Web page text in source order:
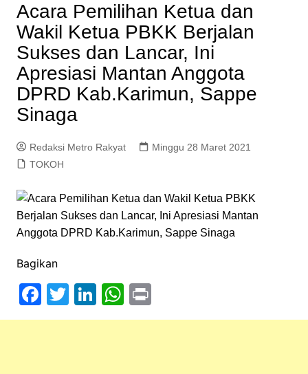
Acara Pemilihan Ketua dan
Wakil Ketua PBKK Berjalan
Sukses dan Lancar, Ini
Apresiasi Mantan Anggota
DPRD Kab.Karimun, Sappe
Sinaga
Redaksi Metro Rakyat
Minggu 28 Maret 2021
TOKOH
Bagikan
F
a
T
w
Li
n
W
h
Pr
in